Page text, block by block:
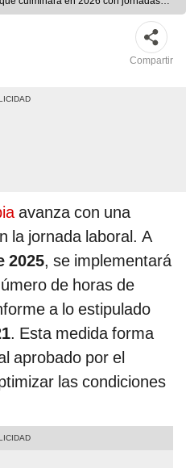
Compartir
avanza con una
la jornada laboral. A
2025, se implementará
de horas de
a lo estipulado
. Esta medida forma
aprobado por el
las condiciones